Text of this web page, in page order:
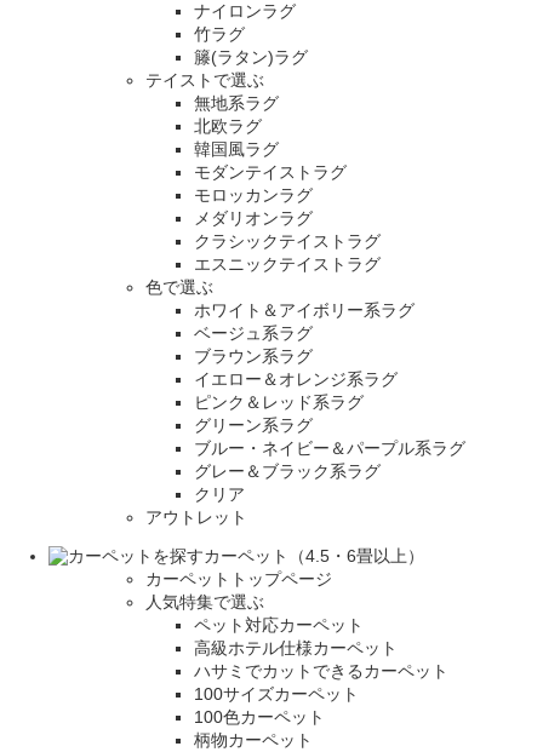
ナイロンラグ
竹ラグ
籐(ラタン)ラグ
テイストで選ぶ
無地系ラグ
北欧ラグ
韓国風ラグ
モダンテイストラグ
モロッカンラグ
メダリオンラグ
クラシックテイストラグ
エスニックテイストラグ
色で選ぶ
ホワイト＆アイボリー系ラグ
ベージュ系ラグ
ブラウン系ラグ
イエロー＆オレンジ系ラグ
ピンク＆レッド系ラグ
グリーン系ラグ
ブルー・ネイビー＆パープル系ラグ
グレー＆ブラック系ラグ
クリア
アウトレット
カーペット（4.5・6畳以上）
カーペットトップページ
人気特集で選ぶ
ペット対応カーペット
高級ホテル仕様カーペット
ハサミでカットできるカーペット
100サイズカーペット
100色カーペット
柄物カーペット